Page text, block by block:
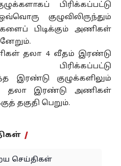
பிரிக்கப்பட்டு
குழுவிலிருந்தும்
பிடிக்கும் அணிகள்
தலா 4 வீதம் இரண்டு
பிரிக்கப்பட்டு
இரண்டு குழுக்களிலும்
தலா இரண்டு அணிகள்
தகுதி பெறும்.
செய்திகள்